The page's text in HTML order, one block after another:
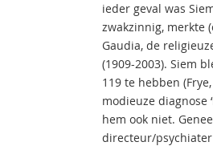
ieder geval was
zwakzinnig, merkte
Gaudia, de
(1909-2003). Siem
119 te hebben
modieuze diagnose
hem ook niet.
directeur/psychiater